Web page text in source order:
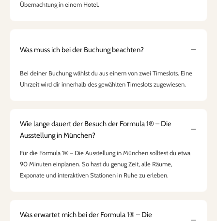
Übernachtung in einem Hotel.
Was muss ich bei der Buchung beachten?
Bei deiner Buchung wählst du aus einem von zwei Timeslots. Eine
Uhrzeit wird dir innerhalb des gewählten Timeslots zugewiesen.
Wie lange dauert der Besuch der Formula 1® – Die
Ausstellung in München?
Für die Formula 1® – Die Ausstellung in München solltest du etwa
90 Minuten einplanen. So hast du genug Zeit, alle Räume,
Exponate und interaktiven Stationen in Ruhe zu erleben.
Was erwartet mich bei der Formula 1® – Die